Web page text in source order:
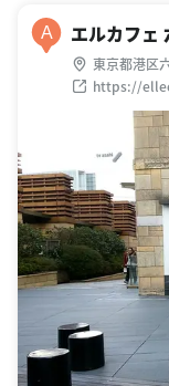
A エルカフェ
東京都港区
イド 2F
https://